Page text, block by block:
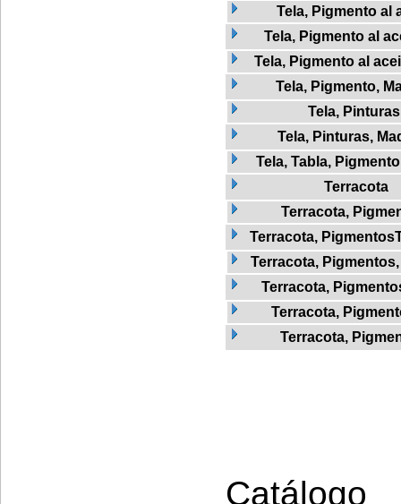
Tela, Pigmento al
Tela, Pigmento al
Tela, Pigmento al
Tela, Pigmento,
Tela, Pinturas
Tela, Pinturas,
Tela, Tabla,
Terracota
Terracota,
Terracota,
Terracota,
Terracota,
Terracota,
Terracota,